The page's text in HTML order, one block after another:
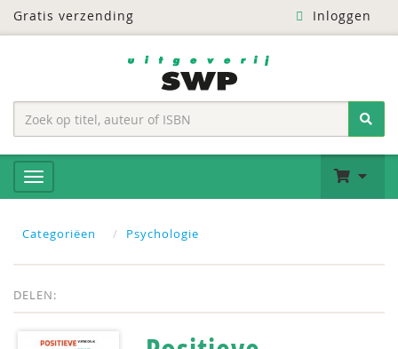
Gratis verzending Inloggen
Categoriëen Psychologie
DELEN: